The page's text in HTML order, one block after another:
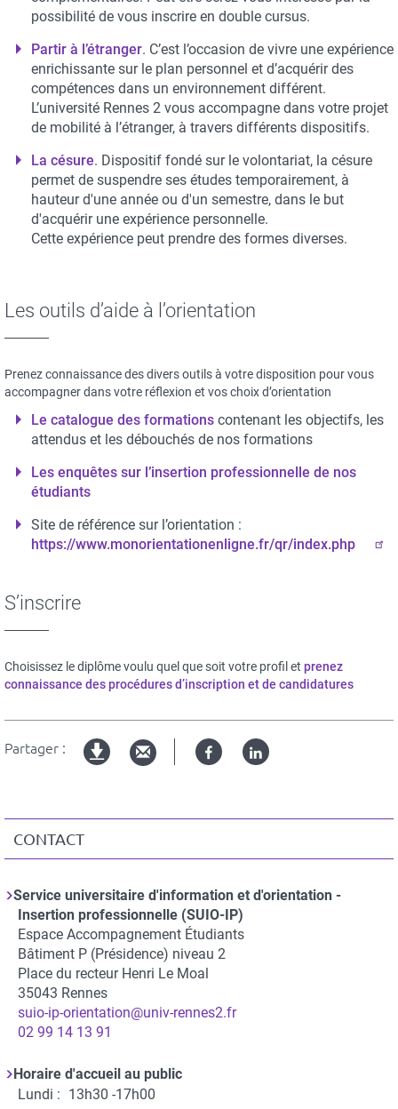
possibilité de vous inscrire en double cursus.
Partir à l’étranger. C’est l’occasion de vivre une expérience
enrichissante sur le plan personnel et d’acquérir des
compétences dans un environnement différent.
L’université Rennes 2 vous accompagne dans votre projet
de mobilité à l’étranger, à travers différents dispositifs.
La césure. Dispositif fondé sur le volontariat, la césure
permet de suspendre ses études temporairement, à
hauteur d'une année ou d'un semestre, dans le but
d'acquérir une expérience personnelle.
Cette expérience peut prendre des formes diverses.
Les outils d’aide à l’orientation
Prenez connaissance des divers outils à votre disposition pour vous
accompagner dans votre réflexion et vos choix d’orientation
Le catalogue des formations contenant les objectifs, les
attendus et les débouchés de nos formations
Les enquêtes sur l’insertion professionnelle de nos
étudiants
Site de référence sur l’orientation :
https://www.monorientationenligne.fr/qr/index.php
S’inscrire
Choisissez le diplôme voulu quel que soit votre profil et prenez
connaissance des procédures d’inscription et de candidatures
Partager : FacebookLinked
CONTACT
Service universitaire d'information et d'orientation -
Insertion professionnelle (SUIO-IP)
Espace Accompagnement Étudiants
Adresse
Bâtiment P (Présidence) niveau 2
Place du recteur Henri Le Moal
35043 Rennes
suio-ip-orientation@univ-rennes2.fr
Téléphone
02 99 14 13 91
Horaire d'accueil au public
Lundi : 13h30 -17h00